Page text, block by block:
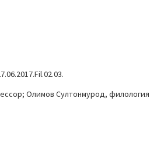
Олимов Султонмурод,